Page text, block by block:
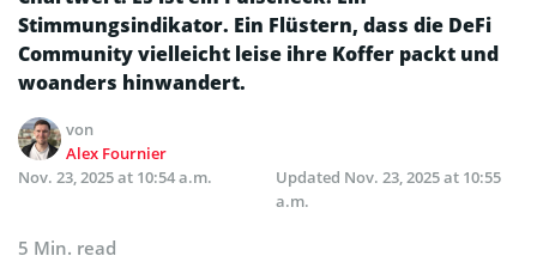
Stimmungsindikator. Ein Flüstern, dass die DeFi
Community vielleicht leise ihre Koffer packt und
woanders hinwandert.
von
Alex Fournier
Nov. 23, 2025 at 10:54 a.m.
Updated Nov. 23, 2025 at 10:55
a.m.
5 Min. read